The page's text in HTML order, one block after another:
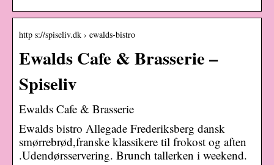
http s://spiseliv.dk › ewalds-bistro
Ewalds Cafe & Brasserie –
Spiseliv
Ewalds Cafe & Brasserie
Ewalds bistro Allegade Frederiksberg dansk
smørrebrød,franske klassikere til frokost og aften
.Udendørsservering. Brunch tallerken i weekend.